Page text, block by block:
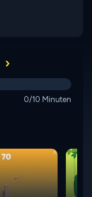
0/10 Minuten